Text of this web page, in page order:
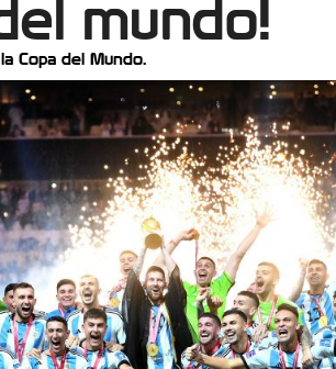
mundo!
Copa del Mundo.